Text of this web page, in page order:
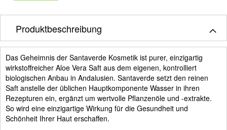
Produktbeschreibung
Das Geheimnis der Santaverde Kosmetik ist purer, einzigartig
wirkstoffreicher Aloe Vera Saft aus dem eigenen, kontrolliert
biologischen Anbau in Andalusien. Santaverde setzt den reinen
Saft anstelle der üblichen Hauptkomponente Wasser in ihren
Rezepturen ein, ergänzt um wertvolle Pflanzenöle und -extrakte.
So wird eine einzigartige Wirkung für die Gesundheit und
Schönheit Ihrer Haut erschaffen.